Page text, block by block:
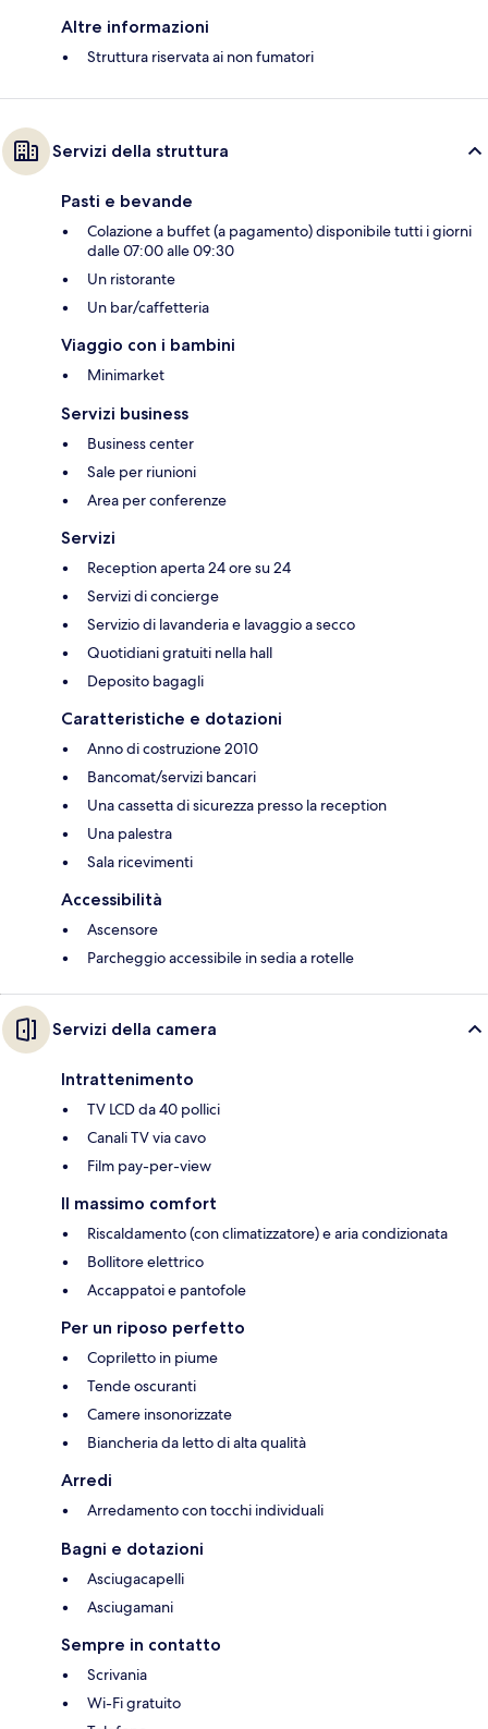
Altre informazioni
Struttura riservata ai non fumatori
Servizi della struttura
Pasti e bevande
Colazione a buffet (a pagamento) disponibile tutti i giorni
dalle 07:00 alle 09:30
Un ristorante
Un bar/caffetteria
Viaggio con i bambini
Minimarket
Servizi business
Business center
Sale per riunioni
Area per conferenze
Servizi
Reception aperta 24 ore su 24
Servizi di concierge
Servizio di lavanderia e lavaggio a secco
Quotidiani gratuiti nella hall
Deposito bagagli
Caratteristiche e dotazioni
Anno di costruzione 2010
Bancomat/servizi bancari
Una cassetta di sicurezza presso la reception
Una palestra
Sala ricevimenti
Accessibilità
Ascensore
Parcheggio accessibile in sedia a rotelle
Servizi della camera
Intrattenimento
TV LCD da 40 pollici
Canali TV via cavo
Film pay-per-view
Il massimo comfort
Riscaldamento (con climatizzatore) e aria condizionata
Bollitore elettrico
Accappatoi e pantofole
Per un riposo perfetto
Copriletto in piume
Tende oscuranti
Camere insonorizzate
Biancheria da letto di alta qualità
Arredi
Arredamento con tocchi individuali
Bagni e dotazioni
Asciugacapelli
Asciugamani
Sempre in contatto
Scrivania
Wi-Fi gratuito